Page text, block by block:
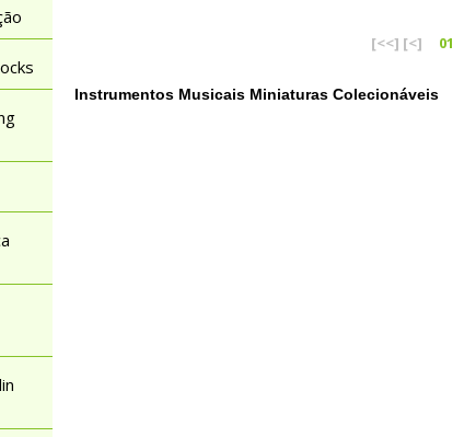
[<<] [<] 01
Instrumentos Musicais Miniaturas Colecionáveis